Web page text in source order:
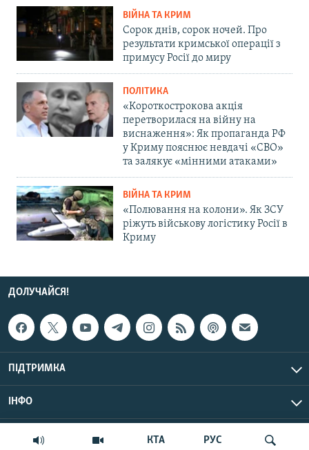
КТА РУС
ВІЙНА ТА КРИМ
Сорок днів, сорок ночей. Про
результати кримської операції з
примусу Росії до миру
ПОЛІТИКА
«Короткострокова акція
перетворилася на війну на
виснаження»: Як пропаганда РФ
у Криму пояснює невдачі «СВО»
та залякує «мінними атаками»
ВІЙНА ТА КРИМ
«Полювання на колони». Як ЗСУ
ріжуть військову логістику Росії в
Криму
ДОЛУЧАЙСЯ!
ПІДТРИМКА
ІНФО
© Крим.Реалії, 2026 | Усі права застережено.